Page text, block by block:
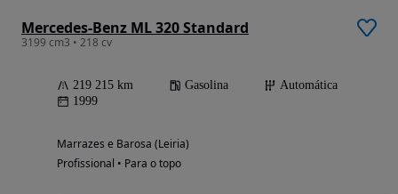
Mercedes-Benz ML 320 Standard
3199 cm3 • 218 cv
219 215 km Gasolina
Automática
1999
Marrazes e Barosa (Leiria)
Profissional • Para o topo